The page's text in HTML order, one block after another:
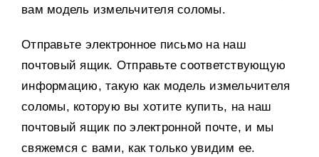
вам модель измельчителя соломы.
Отправьте электронное письмо на наш
почтовый ящик. Отправьте соответствующую
информацию, такую ​​как модель измельчителя
соломы, которую вы хотите купить, на наш
почтовый ящик по электронной почте, и мы
свяжемся с вами, как только увидим ее.